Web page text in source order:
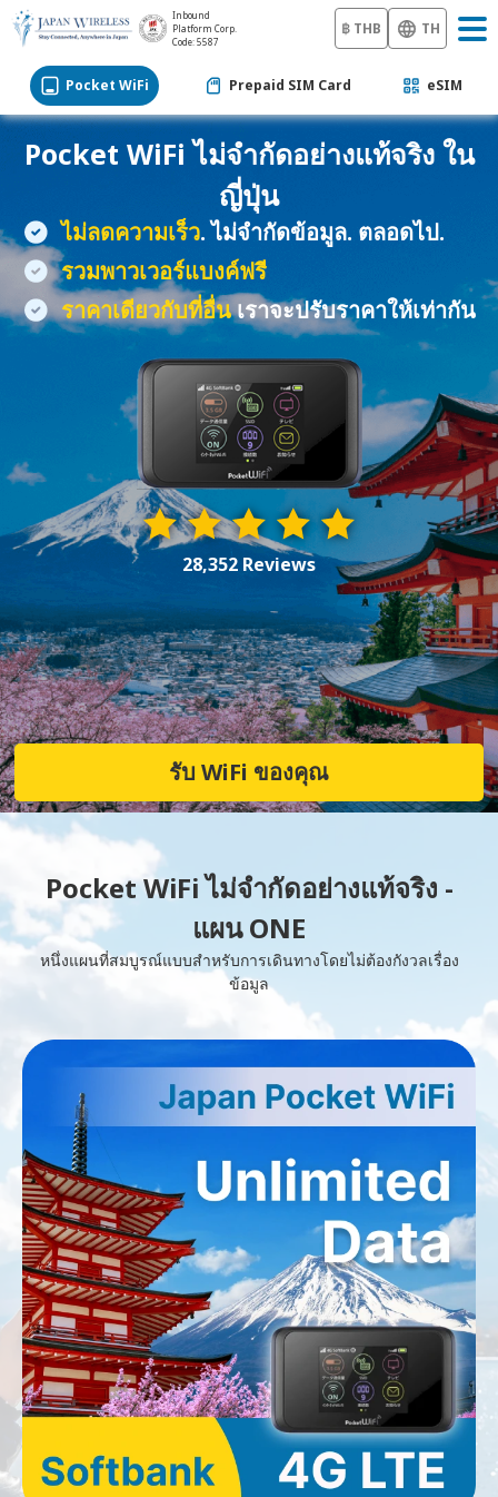
Inbound
Platform Corp.
Code: 5587
฿ THB TH
Pocket WiFi Prepaid SIM Card eSIM
Pocket WiFi ไม่จำกัดอย่างแท้จริง ใน
ญี่ปุ่น
ไม่ลดความเร็ว. ไม่จำกัดข้อมูล. ตลอดไป.
รวมพาวเวอร์แบงค์ฟรี
ราคาเดียวกับที่อื่นเราจะปรับราคาให้เท่ากัน
28,352 Reviews
รับ WiFi ของคุณ
Pocket WiFi ไม่จำกัดอย่างแท้จริง -
แผน ONE
หนึ่งแผนที่สมบูรณ์แบบสำหรับการเดินทางโดยไม่ต้องกังวลเรื่อง
ข้อมูล